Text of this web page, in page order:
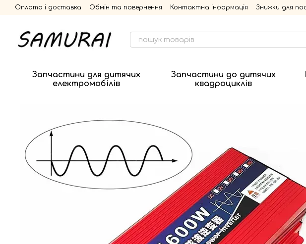
Перейти до основного контенту
Оплата і доставка Обмін та повернення Контактна інформація Знижки для
Запчастини для дитячих
електромобілів
Запчастини до дитячих
квадроциклів